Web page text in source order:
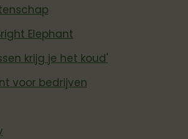
Elephant
krijg je het koud'
voor bedrijven